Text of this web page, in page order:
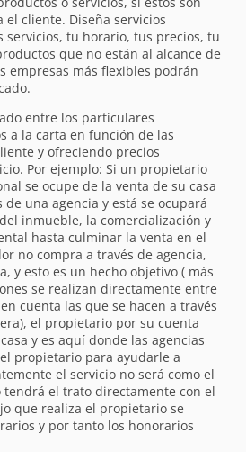
el cliente. Diseña servicios
servicios, tu horario, tus precios, tu
que no están al alcance de
empresas más flexibles podrán
entre los particulares
a la carta en función de las
y ofreciendo precios
Por ejemplo: Si un propietario
se ocupe de la venta de su casa
una agencia y está se ocupará
inmueble, la comercialización y
hasta culminar la venta en el
no compra a través de agencia,
y esto es un hecho objetivo ( más
se realizan directamente entre
cuenta las que se hacen a través
el propietario por su cuenta
y es aquí donde las agencias
propietario para ayudarle a
el servicio no será como el
el trato directamente con el
que realiza el propietario se
y por tanto los honorarios